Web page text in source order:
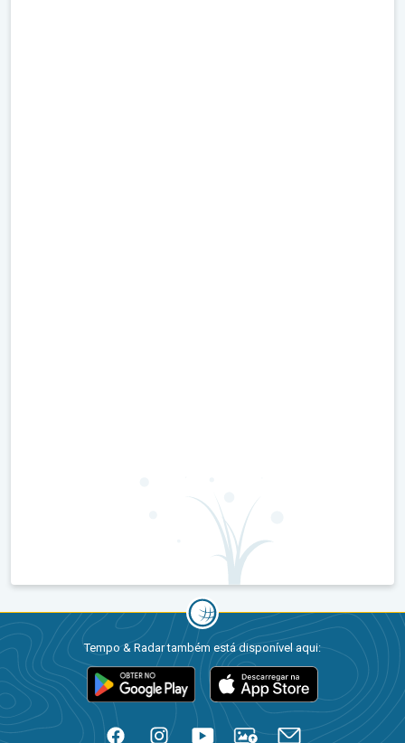
Tempo & Radar também está disponível aqui: